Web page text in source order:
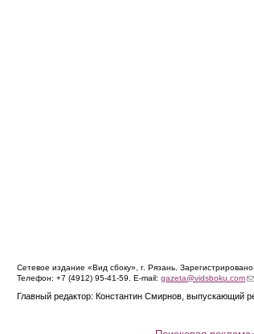
Сетевое издание «Вид сбоку», г. Рязань.
Телефон: +7 (4912) 95-41-59. E-mail: gazeta@vidsboku.com
Главный редактор: Константин Смирнов, выпускающий